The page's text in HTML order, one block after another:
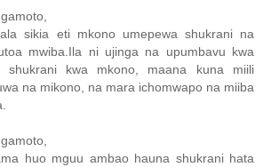
sikia eti mkono umepewa shukrani na
mwiba.Ila ni ujinga na upumbavu kwa
shukrani kwa mkono, maana kuna miili
na mikono, na mara ichomwapo na miiba
huo mguu ambao hauna shukrani hata